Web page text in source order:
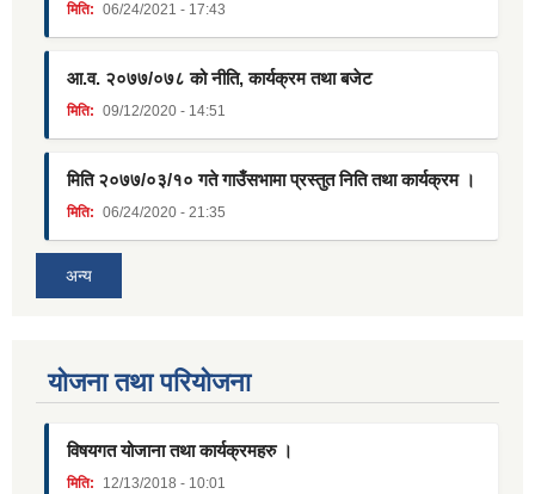
मिति: 06/24/2021 - 17:43
आ.व. २०७७/०७८ को नीति, कार्यक्रम तथा बजेट
मिति: 09/12/2020 - 14:51
मिति २०७७/०३/१० गते गाउँसभामा प्रस्तुत निति तथा कार्यक्रम ।
मिति: 06/24/2020 - 21:35
अन्य
याेजना तथा परियाेजना
विषयगत योजाना तथा कार्यक्रमहरु ।
मिति: 12/13/2018 - 10:01